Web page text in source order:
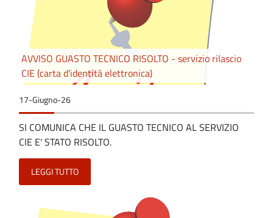
AVVISO GUASTO TECNICO RISOLTO - servizio rilascio
CIE (carta d'identità elettronica)
17-Giugno-26
SI COMUNICA CHE IL GUASTO TECNICO AL SERVIZIO
CIE E' STATO RISOLTO.
LEGGI TUTTO